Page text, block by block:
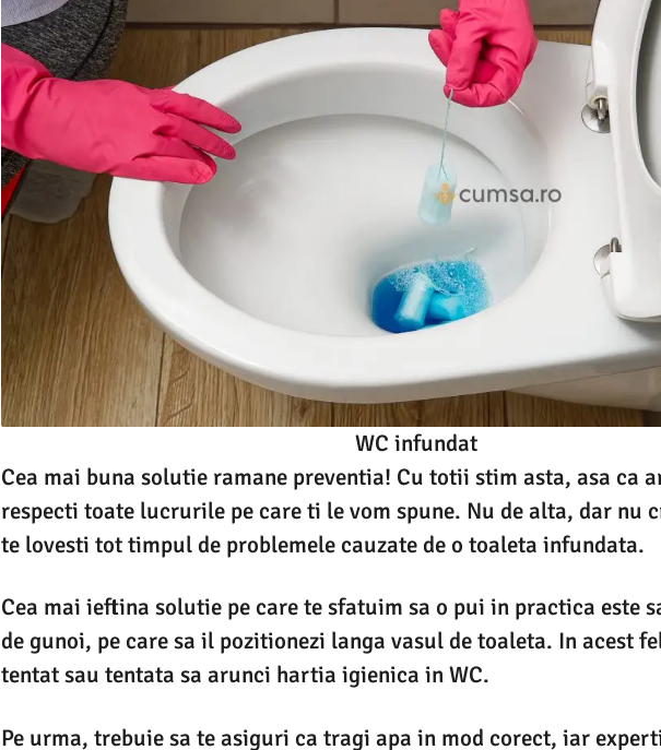
WC infundat
Cea mai buna solutie ramane preventia! Cu totii stim asta, asa ca
respecti toate lucrurile pe care ti le vom spune. Nu de alta, dar nu
te lovesti tot timpul de problemele cauzate de o toaleta infundata.
Cea mai ieftina solutie pe care te sfatuim sa o pui in practica este
de gunoi, pe care sa il pozitionezi langa vasul de toaleta. In acest
tentat sau tentata sa arunci hartia igienica in WC.
Pe urma, trebuie sa te asiguri ca tragi apa in mod corect, iar